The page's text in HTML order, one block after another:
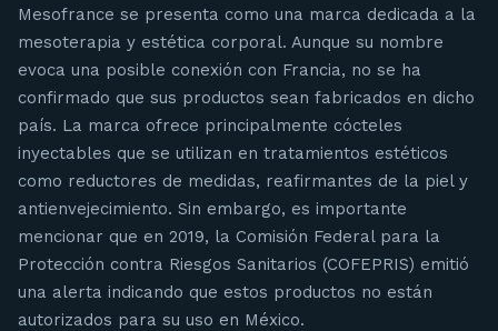
Mesofrance se presenta como una marca dedicada a la
mesoterapia y estética corporal. Aunque su nombre
evoca una posible conexión con Francia, no se ha
confirmado que sus productos sean fabricados en dicho
país. La marca ofrece principalmente cócteles
inyectables que se utilizan en tratamientos estéticos
como reductores de medidas, reafirmantes de la piel y
antienvejecimiento. Sin embargo, es importante
mencionar que en 2019, la Comisión Federal para la
Protección contra Riesgos Sanitarios (COFEPRIS) emitió
una alerta indicando que estos productos no están
autorizados para su uso en México.